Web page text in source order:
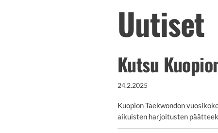
Uutiset
Kutsu
24.2.2025
Kuopion Taekwondon
aikuisten harjoitusten